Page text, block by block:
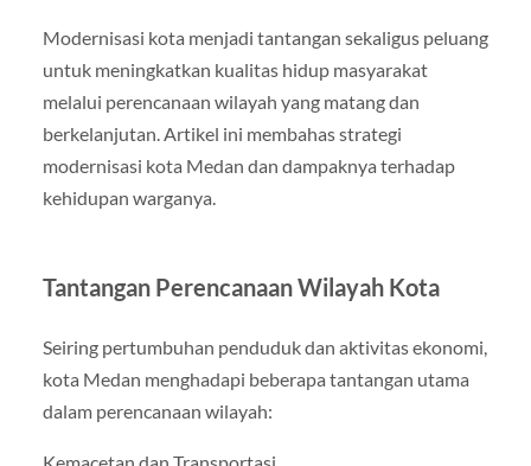
Modernisasi kota menjadi tantangan sekaligus peluang
untuk meningkatkan kualitas hidup masyarakat
melalui perencanaan wilayah yang matang dan
berkelanjutan. Artikel ini membahas strategi
modernisasi kota Medan dan dampaknya terhadap
kehidupan warganya.
Tantangan Perencanaan Wilayah Kota
Seiring pertumbuhan penduduk dan aktivitas ekonomi,
kota Medan menghadapi beberapa tantangan utama
dalam perencanaan wilayah: